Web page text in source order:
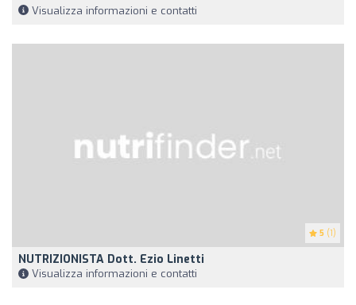
Visualizza informazioni e contatti
5 (1)
NUTRIZIONISTA Dott. Ezio Linetti
Visualizza informazioni e contatti